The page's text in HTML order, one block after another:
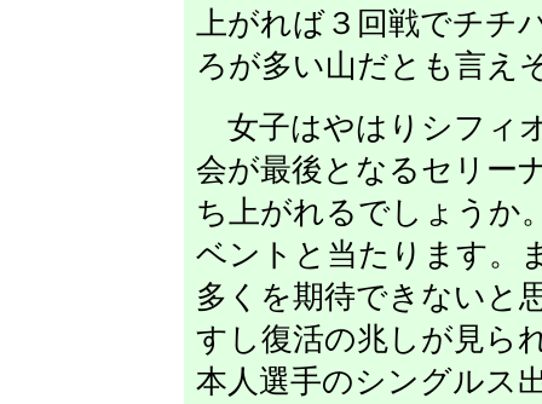
上がれば３回戦でチチ
ろが多い山だとも言え
女子はやはりシフィ
会が最後となるセリー
ち上がれるでしょうか
ベントと当たります。
多くを期待できないと
すし復活の兆しが見ら
本人選手のシングルス